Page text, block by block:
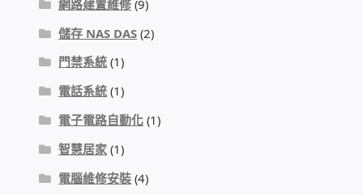
mOA雲考勤 指紋、卡片、手機APP GPS打卡
智慧櫃
電子鎖 凱特安Kwikset
網路建置維修 (9)
儲存 NAS DAS (2)
門禁系統 (1)
電話系統 (1)
電子電路自動化 (1)
智慧居家 (1)
電腦維修安裝 (4)